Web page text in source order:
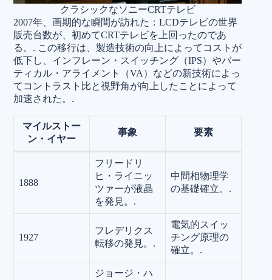
クラシックなソニーCRTテレビ
2007年、画期的な瞬間が訪れた：LCDテレビの世界
販売台数が、初めてCRTテレビを上回ったのであ
る。. この移行は、製造技術の向上によってコストが
低下し、インフレーン・スイッチング（IPS）やバー
ティカル・アライメント（VA）などの新技術によっ
てコントラスト比と視野角が向上したことによって
加速された。.
マイルストー
ン・イヤー
事象 要素
1888
フリードリ
ヒ・ライニッ
ツァーが液晶
を発見。.
中間相物理学
の基礎確立。.
1927
フレデリクス
転移の発見。.
電気的スイッ
チング原理の
確立。.
ジョージ・ハ